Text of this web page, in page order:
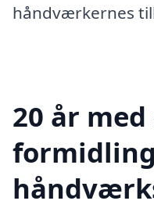
håndværkernes
20 år